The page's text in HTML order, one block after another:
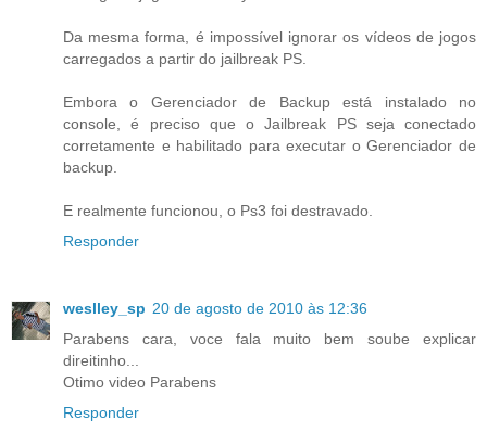
Da mesma forma, é impossível ignorar os vídeos de jogos
carregados a partir do jailbreak PS.
Embora o Gerenciador de Backup está instalado no
console, é preciso que o Jailbreak PS seja conectado
corretamente e habilitado para executar o Gerenciador de
backup.
E realmente funcionou, o Ps3 foi destravado.
Responder
weslley_sp 20 de agosto de 2010 às 12:36
Parabens cara, voce fala muito bem soube explicar
direitinho...
Otimo video Parabens
Responder